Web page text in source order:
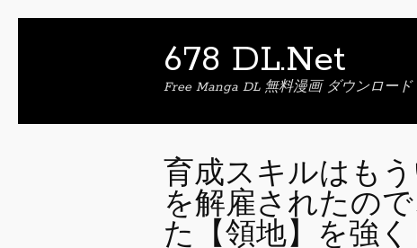
678 DL.Net
Free Manga DL 無料漫画 ダウンロード
育成スキルはも
を解雇されたの
た【領地】を強く